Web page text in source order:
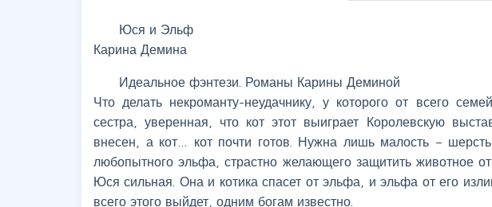
Юся и Эльф
Карина Демина
Идеальное фэнтези. Романы Карины Деминой
Что делать некроманту-неудачнику, у которого от всего
сестра, уверенная, что кот этот выиграет Королевскую
внесен, а кот… кот почти готов. Нужна лишь малость –
любопытного эльфа, страстно желающего защитить животное
Юся сильная. Она и котика спасет от эльфа, и эльфа от его
всего этого выйдет, одним богам известно.